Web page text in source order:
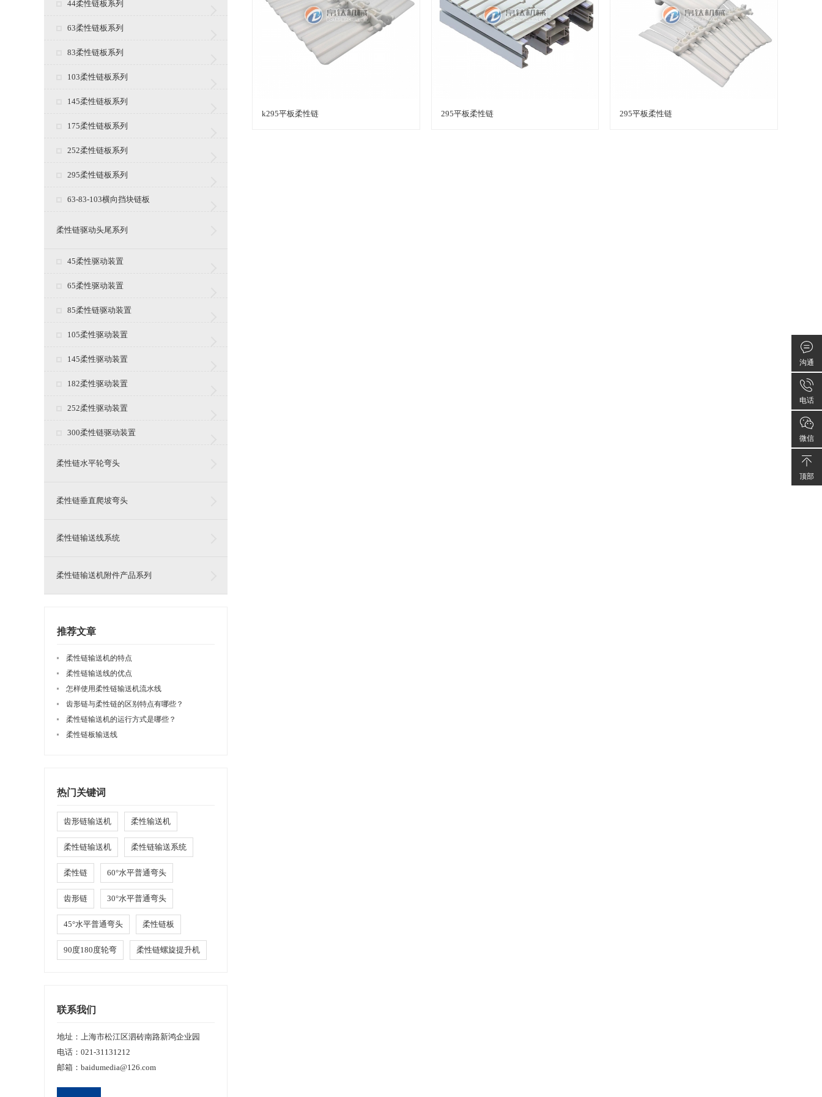
k295平板柔性链 295平板柔性链 295平板柔性链
44柔性链板系列
63柔性链板系列
83柔性链板系列
103柔性链板系列
145柔性链板系列
175柔性链板系列
252柔性链板系列
295柔性链板系列
63-83-103横向挡块链板
柔性链驱动头尾系列
45柔性驱动装置
65柔性驱动装置
85柔性链驱动装置
105柔性驱动装置
145柔性驱动装置
182柔性驱动装置
252柔性驱动装置
300柔性链驱动装置
柔性链水平轮弯头
柔性链垂直爬坡弯头
柔性链输送线系统
柔性链输送机附件产品系列
推荐文章
柔性链输送机的特点
柔性链输送线的优点
怎样使用柔性链输送机流水线
齿形链与柔性链的区别特点有哪些？
柔性链输送机的运行方式是哪些？
柔性链板输送线
热门关键词
齿形链输送机 柔性输送机
柔性链输送机 柔性链输送系统
柔性链 60°水平普通弯头
齿形链 30°水平普通弯头
45°水平普通弯头 柔性链板
90度180度轮弯 柔性链螺旋提升机
联系我们
地址：上海市松江区泗砖南路新鸿企业园
电话： 021-31131212
邮箱： baidumedia@126.com
沟通
电话
微信
顶部